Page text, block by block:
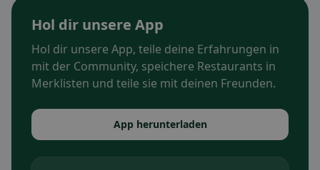
Hol dir unsere App
Hol dir unsere App, teile deine Erfahrungen in
mit der Community, speichere Restaurants in
Merklisten und teile sie mit deinen Freunden.
App herunterladen